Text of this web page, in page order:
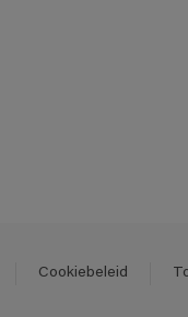
Cookiebeleid